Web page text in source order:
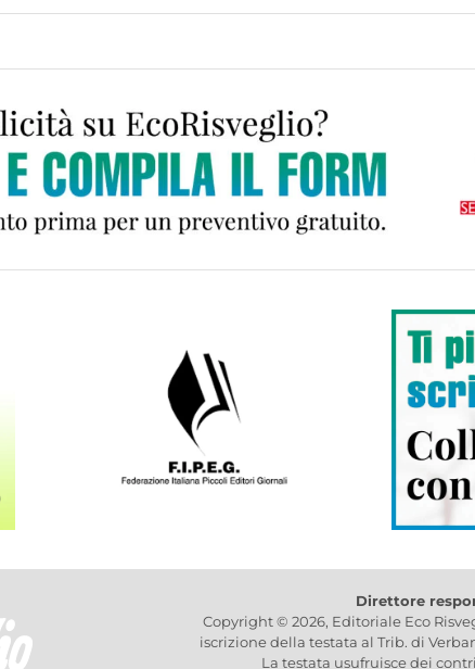
Direttore
Copyright © 2026, Editoriale Eco
iscrizione della testata al Trib. di
La testata usufruisce dei